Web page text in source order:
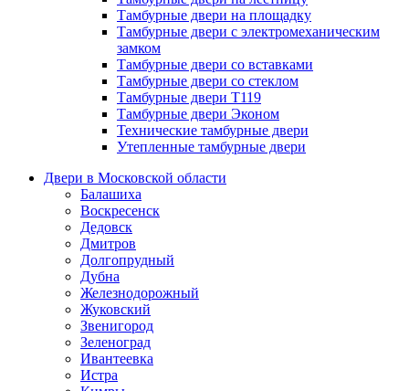
Тамбурные двери на площадку
Тамбурные двери с электромеханическим
замком
Тамбурные двери со вставками
Тамбурные двери со стеклом
Тамбурные двери Т119
Тамбурные двери Эконом
Технические тамбурные двери
Утепленные тамбурные двери
Двери в Московской области
Балашиха
Воскресенск
Дедовск
Дмитров
Долгопрудный
Дубна
Железнодорожный
Жуковский
Звенигород
Зеленоград
Ивантеевка
Истра